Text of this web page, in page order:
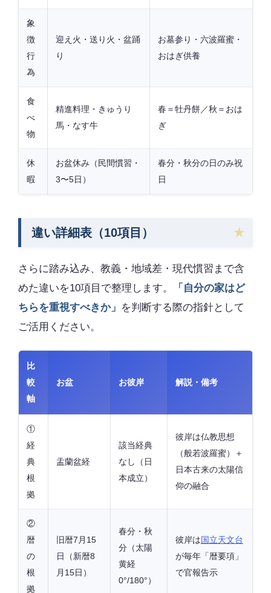
象
徴
行
為
迎え火・送り火・盆踊
り
お墓参り・六波羅蜜・
おはぎ供養
食
べ
物
精進料理・きゅうり
馬・なす牛
春＝牡丹餅／秋＝おは
ぎ
休
暇
お盆休み（民間慣習・
3〜5日）
春分・秋分の日のみ祝
日
違い詳細表（10項目）
さらに踏み込み、教義・地域差・現代慣習まで含
めた違いを10項目で整理します。
「自分の家はど
ちらを重視すべきか」 を判断する際の指針として
ご活用ください。
比
較
軸
お盆 お彼岸 解説・備考
①
経
典
根
拠
盂蘭盆経
該当経典
なし（日
本成立）
彼岸は仏教思想
（般若波羅蜜）＋
日本古来の太陽信
仰の融合
②
暦
の
根
拠
旧暦7月15
日（新暦8
月15日）
春分・秋
分（太陽
黄経
0°/180°）
彼岸は国立天文台
が毎年「暦要項」
で官報告示